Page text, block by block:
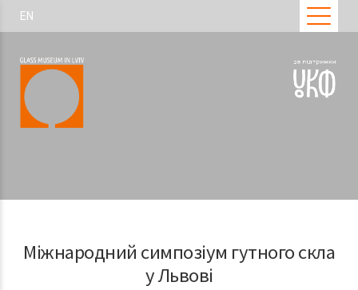
EN
Міжнародний симпозіум гутного скла
у Львові